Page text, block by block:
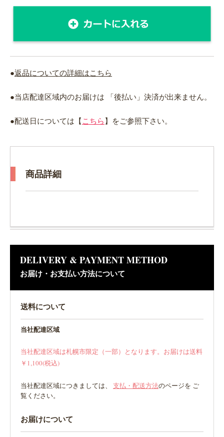
●返品についての詳細はこちら
●当店配達区域内のお届けは 「後払い」決済が出来ません。
●配送日については【 こちら 】をご参照下さい。
商品詳細
DELIVERY & PAYMENT METHOD
お届け・お支払い方法について
送料について
当社配達区域
当社配達区域は札幌市限定（一部）となります。お届けは送料
￥1,100(税込)
当社配達区域につきましては、 支払・配送方法のページを ご
覧ください。
お届けについて